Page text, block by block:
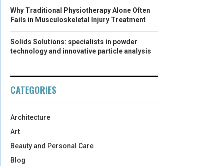
Why Traditional Physiotherapy Alone Often
Fails in Musculoskeletal Injury Treatment
Solids Solutions: specialists in powder
technology and innovative particle analysis
CATEGORIES
Architecture
Art
Beauty and Personal Care
Blog